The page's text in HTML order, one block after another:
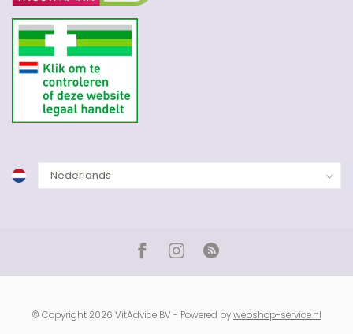
© Copyright 2026 VitAdvice BV - Powered bywebshop-service.nl